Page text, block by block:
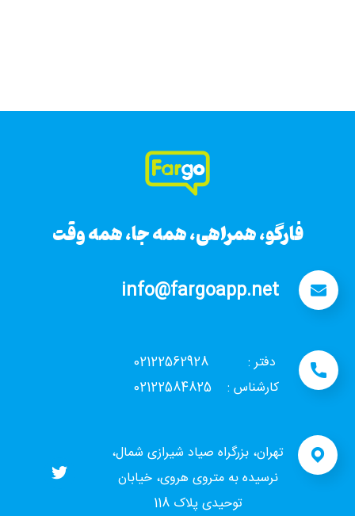
فارگو، همراهی، همه جا، همه وقت
info@fargoapp.net
دفتر : 02122562928
کارشناس : 02122584825
تهران، بزرگراه صیاد شیرازی شمال،
نرسیده به متروی هروی، خیابان
توحیدی پلاک 118